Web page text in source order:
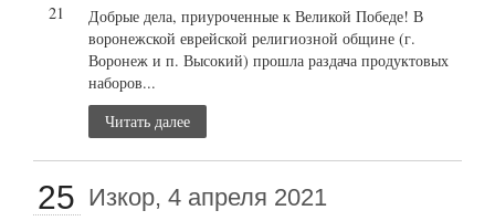
21
Добрые дела, приуроченные к Великой Победе! В
воронежской еврейской религиозной общине (г.
Воронеж и п. Высокий) прошла раздача продуктовых
наборов...
Читать далее
25 Изкор, 4 апреля 2021